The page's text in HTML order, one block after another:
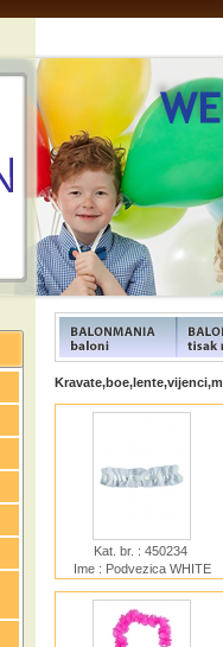
Kat. br. : 450234
Ime : Podvezica WHITE